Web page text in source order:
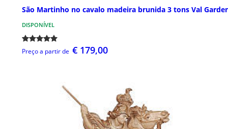
São Martinho no cavalo madeira brunida 3 tons Val
DISPONÍVEL
Preço a partir de € 179,00